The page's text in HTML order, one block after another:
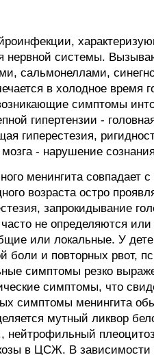
системы.
сальмонеллами,
в холодное
симптомы
гипертензии -
гиперестезия,
- нарушение
менингита
возраста остро
запрокидывание
не определяются
или локальные. У
боли и повторных рвот,
симптомы резко
симптомы, что
симптомы менингита
мутный ликвор
нейтрофильный
в ЦСЖ. В